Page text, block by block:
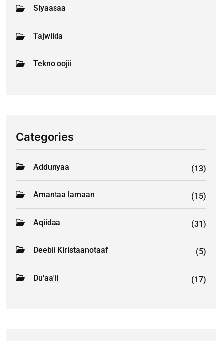
Siyaasaa
Tajwiida
Teknoloojii
Categories
Addunyaa (13)
Amantaa lamaan (15)
Aqiidaa (31)
Deebii Kiristaanotaaf (5)
Du'aa'ii (17)